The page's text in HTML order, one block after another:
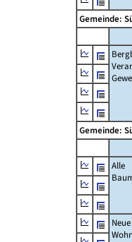
Gemeinde:
Gemeinde:
Alle
Neue